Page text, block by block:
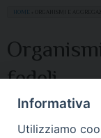
HOME
fedeli
Informativa
Utilizziamo